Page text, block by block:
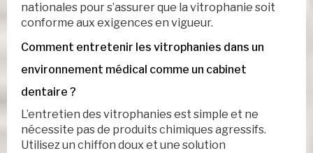
nationales pour s’assurer que la vitrophanie soit
conforme aux exigences en vigueur.
Comment entretenir les vitrophanies dans un
environnement médical comme un cabinet
dentaire ?
L’entretien des vitrophanies est simple et ne
nécessite pas de produits chimiques agressifs.
Utilisez un chiffon doux et une solution